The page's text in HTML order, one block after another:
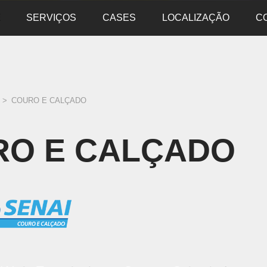
SERVIÇOS CASES LOCALIZAÇÃO
> COURO E CALÇADO
E CALÇADO